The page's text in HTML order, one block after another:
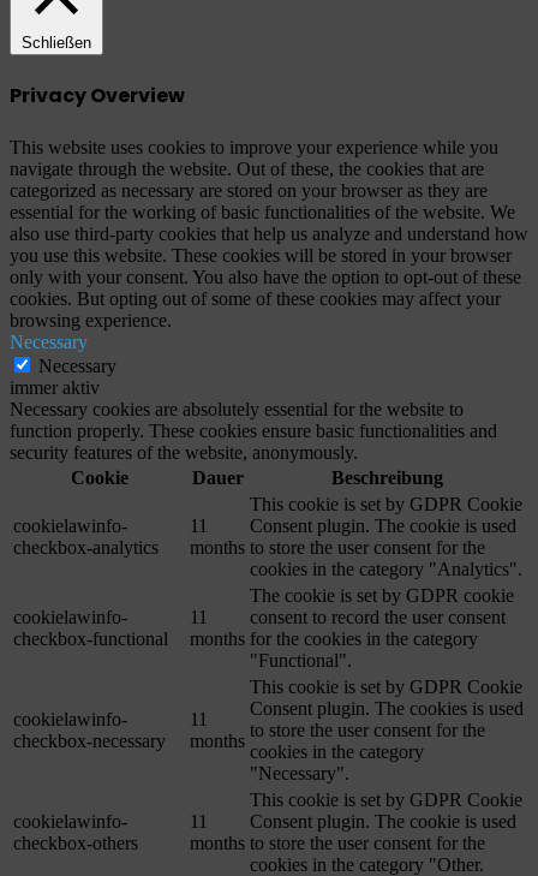
Schließen
Privacy Overview
This website uses cookies to improve your experience while you
navigate through the website. Out of these, the cookies that are
categorized as necessary are stored on your browser as they are
essential for the working of basic functionalities of the website. We
also use third-party cookies that help us analyze and understand how
you use this website. These cookies will be stored in your browser
only with your consent. You also have the option to opt-out of these
cookies. But opting out of some of these cookies may affect your
browsing experience.
Necessary
Necessary
immer aktiv
Necessary cookies are absolutely essential for the website to
function properly. These cookies ensure basic functionalities and
security features of the website, anonymously.
Cookie
Dauer Beschreibung
cookielawinfo-
checkbox-analytics
11
months
This cookie is set by GDPR Cookie
Consent plugin. The cookie is used
to store the user consent for the
cookies in the category "Analytics".
cookielawinfo-
checkbox-functional
11
months
The cookie is set by GDPR cookie
consent to record the user consent
for the cookies in the category
"Functional".
cookielawinfo-
checkbox-necessary
11
months
This cookie is set by GDPR Cookie
Consent plugin. The cookies is used
to store the user consent for the
cookies in the category
"Necessary".
cookielawinfo-
checkbox-others
11
months
This cookie is set by GDPR Cookie
Consent plugin. The cookie is used
to store the user consent for the
cookies in the category "Other.